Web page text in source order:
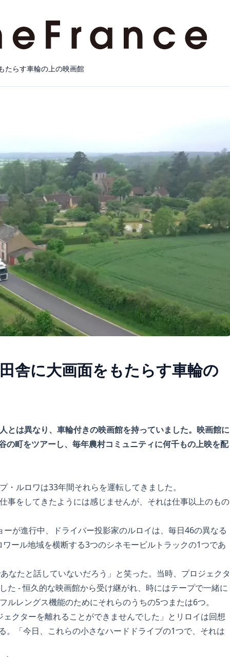
たらす車輪の上の映画館
舎に大画面をもたらす車輪の
とは異なり、車輪付きの映画館を持っていました。映画館に
の町をツアーし、毎年農村コミュニティに何千もの上映を配
ルロワは33年間それらを運転してきました。
事をしてきたようには感じませんが、それは仕事以上のもの
が進行中、ドライバー投影家のルロイは、毎日46の異なる
ール地域を横断する3つのシネモービルトラックの1つであ
なたと話していないだろう」と笑った。当時、プロジェクタ
た - 恒久的な映画館から受け継がれ、時にはテープで一緒に
レングス機能のためにそれらのうちの5つまたは6つ。
クターを離れることができませんでした」とリロイは回想
。「今日、これらの小さなハードドライブの1つで、それは